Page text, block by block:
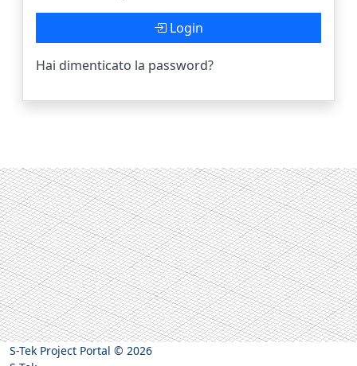
Login
Hai dimenticato la password?
S-Tek Project Portal © 2026